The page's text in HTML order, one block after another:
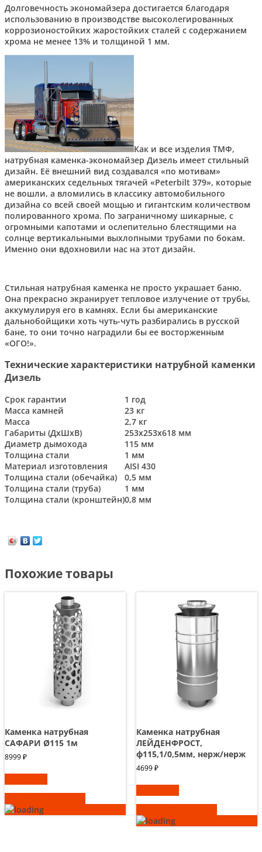
Долговечность экономайзера достигается благодаря
использованию в производстве высоколегированных
коррозионостойких жаростойких сталей с содержанием
хрома не менее 13% и толщиной 1 мм.
Как и все изделия ТМФ,
натрубная каменка-экономайзер Дизель имеет стильный
дизайн. Её внешний вид создавался «по мотивам»
американских седельных тягачей «Peterbilt 379», которые
не вошли, а вломились в классику автомобильного
дизайна со всей своей мощью и гигантским количеством
полированного хрома. По заграничному шикарные, с
огромными капотами и ослепительно блестящими на
солнце вертикальными выхлопными трубами по бокам.
Именно они вдохновили нас на этот дизайн.
Стильная натрубная каменка не просто украшает баню.
Она прекрасно экранирует тепловое излучение от трубы,
аккумулируя его в камнях. Если бы американские
дальнобойщики хоть чуть-чуть разбирались в русской
бане, то они точно наградили бы ее восторженным
«ОГО!».
Технические характеристики натрубной каменки
Дизель
Срок гарантии
1 год
Масса камней
23 кг
Масса
2,7 кг
Габариты (ДхШхВ)
253х253х618 мм
Диаметр дымохода
115 мм
Толщина стали
1 мм
Материал изготовления
AISI 430
Толщина стали (обечайка)
0,5 мм
Толщина стали (труба)
1 мм
Толщина стали (кронштейн)0,8 мм
Похожие товары
Каменка натрубная
САФАРИ Ø115 1м
8999₽
Каменка натрубная
ЛЕЙДЕНФРОСТ,
ф115,1/0,5мм, нерж/нерж
4699₽